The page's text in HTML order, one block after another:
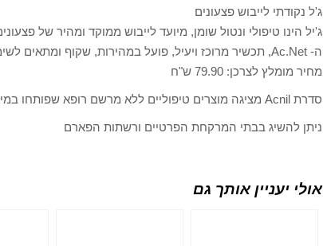
ג'ל נקודתי לייבוש פצעונים
ג'יל הינו טיפולי ונטול שומן, מיועד לייבוש ממוקד ומהיר של
ה- Ac.Net, תכשיר מרוכז ויעיל, פועל במהירות, שקוף ומתאים לשימוש מתחת לאיפור.
מחיר מומלץ לצרכן: 79.90 ש"ח
סדרת Acnil מציגה מוצרים טיפוליים ללא מרשם רופא שפותחו במיוחד לטיפול בעור שמן בעייתי ובפצעונים.
ניתן להשיג בבתי המרקחת הפרטיים ורשתות הפארם
אולי יעניין אותך גם